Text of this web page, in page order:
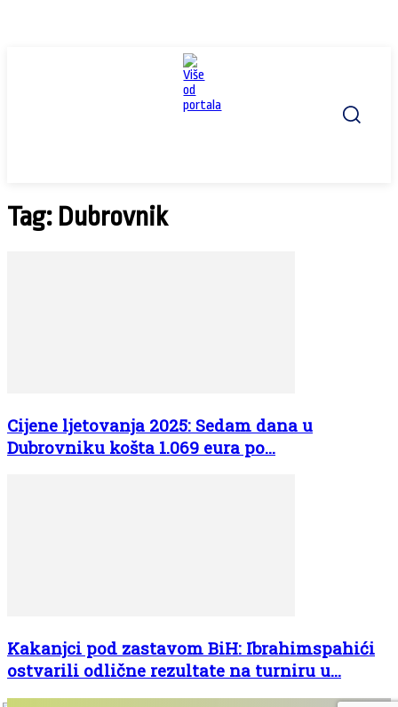
Tag: Dubrovnik
Cijene ljetovanja 2025: Sedam dana u
Dubrovniku košta 1.069 eura po...
Kakanjci pod zastavom BiH: Ibrahimspahići
ostvarili odlične rezultate na turniru u...